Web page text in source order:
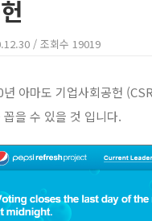
/ 조회수 19019
년 아마도 기업사회공헌
꼽을 수 있을 것 입니다.